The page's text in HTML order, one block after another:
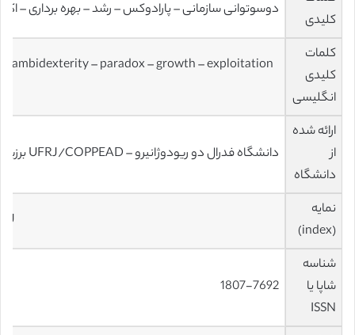
کلیدی
دوسوتوانی سازمانی – پارادوکس – رشد – بهره برداری –
کلمات
کلیدی
انگلیسی
ambidexterity – paradox – growth – exploitation
ارائه شده
از
دانشگاه
دانشگاه فدرال دو ریودوژانیرو – UFRJ/COPPEAD برزیل
نمایه
(index)
شناسه
شاپا یا
ISSN
1807-7692